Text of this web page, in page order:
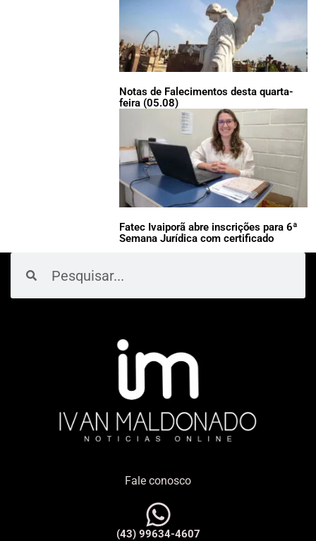
Notas de Falecimentos desta quarta-
feira (05.08)
Fatec Ivaiporã abre inscrições para 6ª
Semana Jurídica com certificado
Fale conosco
(43) 99634-4607